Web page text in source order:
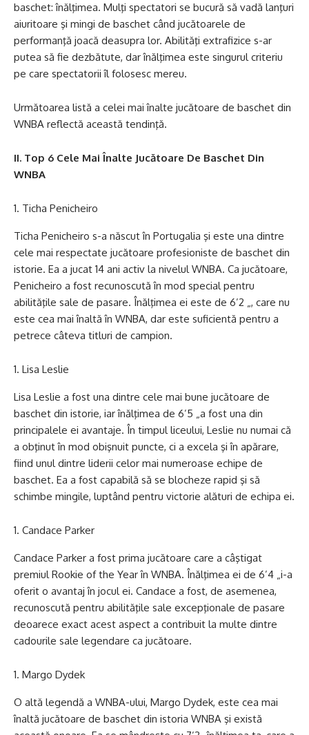
baschet: înălţimea. Mulţi spectatori se bucură să vadă lanţuri
aiuritoare şi mingi de baschet când jucătoarele de
performanţă joacă deasupra lor. Abilităţi extrafizice s-ar
putea să fie dezbătute, dar înălţimea este singurul criteriu
pe care spectatorii îl folosesc mereu.
Următoarea listă a celei mai înalte jucătoare de baschet din
WNBA reflectă această tendinţă.
II. Top 6 Cele Mai Înalte Jucătoare De Baschet Din
WNBA
Ticha Penicheiro
Ticha Penicheiro s-a născut în Portugalia şi este una dintre
cele mai respectate jucătoare profesioniste de baschet din
istorie. Ea a jucat 14 ani activ la nivelul WNBA. Ca jucătoare,
Penicheiro a fost recunoscută în mod special pentru
abilităţile sale de pasare. Înălţimea ei este de 6’2 „, care nu
este cea mai înaltă în WNBA, dar este suficientă pentru a
petrece câteva titluri de campion.
Lisa Leslie
Lisa Leslie a fost una dintre cele mai bune jucătoare de
baschet din istorie, iar înălţimea de 6’5 „a fost una din
principalele ei avantaje. În timpul liceului, Leslie nu numai că
a obţinut în mod obişnuit puncte, ci a excela şi în apărare,
fiind unul dintre liderii celor mai numeroase echipe de
baschet. Ea a fost capabilă să se blocheze rapid şi să
schimbe mingile, luptând pentru victorie alături de echipa ei.
Candace Parker
Candace Parker a fost prima jucătoare care a câştigat
premiul Rookie of the Year în WNBA. Înălţimea ei de 6’4 „i-a
oferit o avantaj în jocul ei. Candace a fost, de asemenea,
recunoscută pentru abilităţile sale excepţionale de pasare
deoarece exact acest aspect a contribuit la multe dintre
cadourile sale legendare ca jucătoare.
Margo Dydek
O altă legendă a WNBA-ului, Margo Dydek, este cea mai
înaltă jucătoare de baschet din istoria WNBA şi există